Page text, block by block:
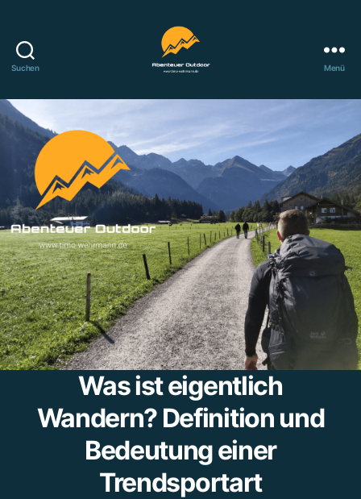
Suchen
Outdoor
Menü
Was ist eigentlich
Wandern? Definition und
Bedeutung einer
Trendsportart